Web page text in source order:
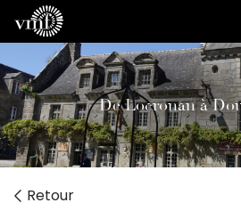
De Locronan à
Retour